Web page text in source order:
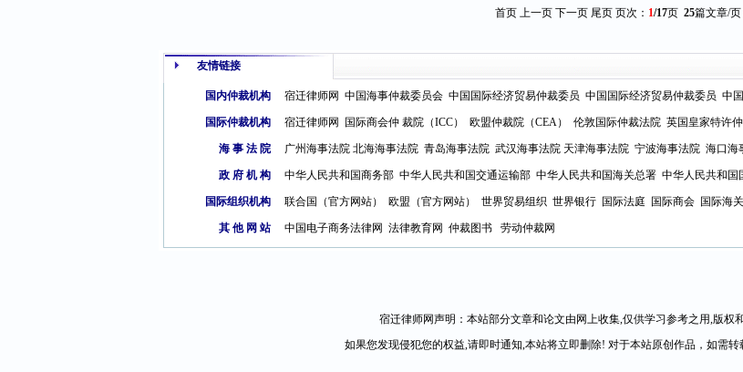
首页 上一页 下一页 尾页页次： 1/17页 25篇文章/页
友情链接
国内仲裁机构 宿迁律师网 中国海事仲裁委员会 中国国际经济贸易仲裁委员 中国国际经济贸易仲裁委员 中
国际仲裁机构 宿迁律师网 国际商会仲 裁院（ICC） 欧盟仲裁院（CEA） 伦敦国际仲裁法院 英国皇家特许
海 事 法 院 广州海事法院 北海海事法院 青岛海事法院 武汉海事法院 天津海事法院 宁波海事法院 海口海
政 府 机 构 中华人民共和国商务部 中华人民共和国交通运输部 中华人民共和国海关总署 中华人民共和国
国际组织机构 联合国（官方网站） 欧盟（官方网站） 世界贸易组织 世界银行 国际法庭 国际商会 国际海
其 他 网 站 中国电子商务法律网 法律教育网 仲裁图书 劳动仲裁网
宿迁律师网声明：本站部分文章和论文由网上收集,仅供学习参考之用,版权
如果您发现侵犯您的权益,请即时通知,本站将立即删除! 对于本站原创作品，如需